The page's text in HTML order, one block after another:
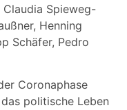
Claudia Spieweg-
Henning
Schäfer, Pedro
Coronaphase
politische Leben